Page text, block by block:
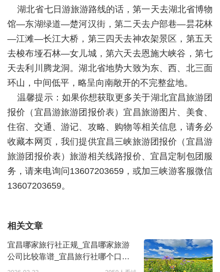
湖北省七日游旅游路线的话，第一天去湖北省博物
馆—东湖绿道—楚河汉街，第二天去户部巷—昙花林
—江滩—长江大桥，第三四天去神农架景区，第五天
去梭布垭石林—女儿城，第六天去恩施大峡谷，第七
天去利川腾龙洞。湖北省地势大致为东、西、北三面
环山，中间低平，略呈向南敞开的不完整盆地。
温馨提示：如果你想获取更多关于湖北宜昌旅游团
报价（宜昌游旅游团报价表）宜昌旅游图片、美食、
住宿、交通、游记、攻略、购物等相关信息，请务必
收藏本网页，我们提供宜昌三峡旅游团报价（宜昌游
旅游团报价表）旅游相关线路报价、宜昌定制包团服
务，请来电询问13607203659，或加三峡游客服微信
13607203659。
相关文章
宜昌哪家旅行社正规_宜昌哪家旅游
公司比较靠谱_宜昌旅行社哪个口碑
好